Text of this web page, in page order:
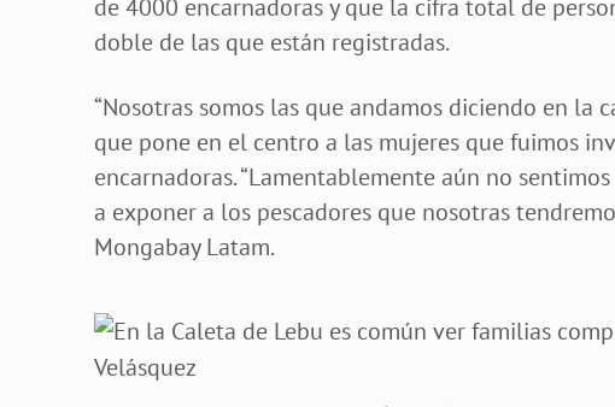
de 4000 encarnadoras y que la cifra total de
doble de las que están registradas.
“Nosotras somos las que andamos diciendo en la
que pone en el centro a las mujeres que fuimos
encarnadoras. “Lamentablemente aún no
a exponer a los pescadores que nosotras
Mongabay Latam.